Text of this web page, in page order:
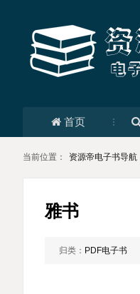
首页
当前位置： 资源帝电子书导航
雅书
归类： PDF电子书